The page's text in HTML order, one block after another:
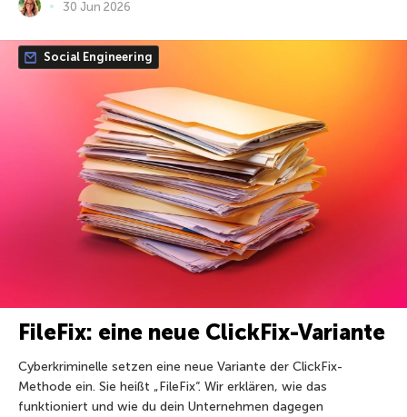
30 Jun 2026
Social Engineering
FileFix: eine neue ClickFix-Variante
Cyberkriminelle setzen eine neue Variante der ClickFix-
Methode ein. Sie heißt „FileFix“. Wir erklären, wie das
funktioniert und wie du dein Unternehmen dagegen